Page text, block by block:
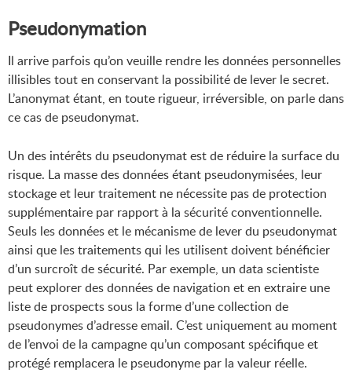
Pseudonymation
Il arrive parfois qu’on veuille rendre les données personnelles
illisibles tout en conservant la possibilité de lever le secret.
L’anonymat étant, en toute rigueur, irréversible, on parle dans
ce cas de pseudonymat.
Un des intérêts du pseudonymat est de réduire la surface du
risque. La masse des données étant pseudonymisées, leur
stockage et leur traitement ne nécessite pas de protection
supplémentaire par rapport à la sécurité conventionnelle.
Seuls les données et le mécanisme de lever du pseudonymat
ainsi que les traitements qui les utilisent doivent bénéficier
d’un surcroît de sécurité. Par exemple, un data scientiste
peut explorer des données de navigation et en extraire une
liste de prospects sous la forme d’une collection de
pseudonymes d’adresse email. C’est uniquement au moment
de l’envoi de la campagne qu’un composant spécifique et
protégé remplacera le pseudonyme par la valeur réelle.